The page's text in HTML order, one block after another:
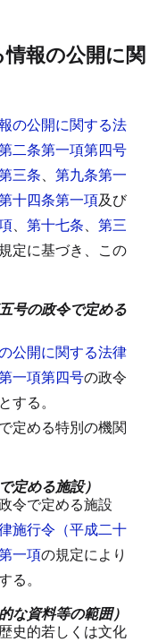
報の公開に関
の公開に関する法
二条第一項第四号
三条、 第九条第一
十四条第一項及び
、 第十七条、 第三
定に基づき、この
号の政令で定める
公開に関する法律
一項第四号の政令
する。
定める特別の機関
定める施設）
令で定める施設
施行令（平成二十
一項の規定により
る。
な資料等の範囲）
史的若しくは文化